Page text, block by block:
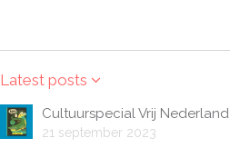
Latest posts
Cultuurspecial Vrij Nederland
21 september 2023